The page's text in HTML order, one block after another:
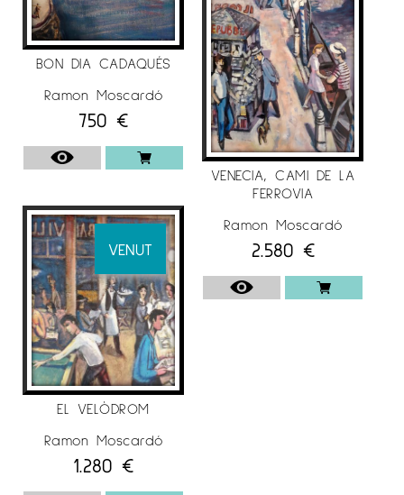
Per a més informació del PintorRamon
MoscardóaEspai Cavallers Gallery
BON DIA CADAQUÉS
Ramon Moscardó
750 €
VENUT
EL VELÒDROM
Ramon Moscardó
1.280 €
VENECIA, CAMI DE LA
FERROVIA
Ramon Moscardó
2.580 €